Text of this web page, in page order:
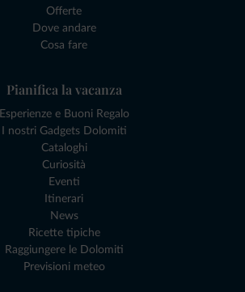
Offerte
Dove andare
Cosa fare
Pianifica la vacanza
Esperienze e Buoni Regalo
I nostri Gadgets Dolomiti
Cataloghi
Curiosità
Eventi
Itinerari
News
Ricette tipiche
Raggiungere le Dolomiti
Previsioni meteo